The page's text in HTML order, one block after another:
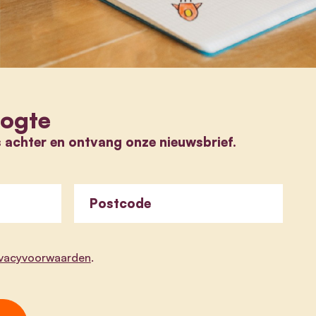
en ontvang onze nieuwsbrief.
Postcode
.